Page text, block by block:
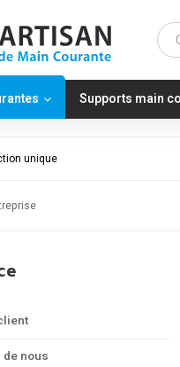
Supports main
unique
nous